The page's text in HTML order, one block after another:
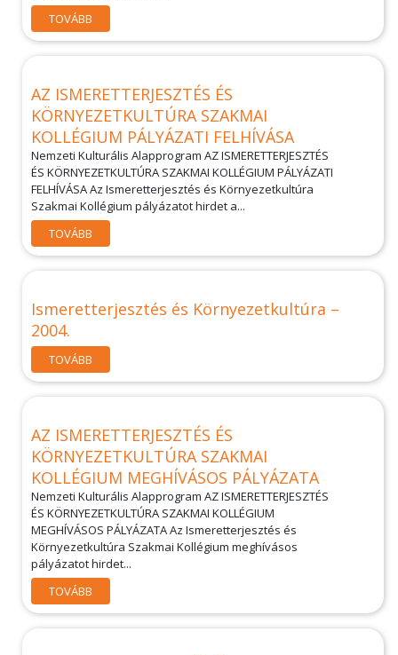
TOVÁBB
AZ ISMERETTERJESZTÉS ÉS
KÖRNYEZETKULTÚRA SZAKMAI
KOLLÉGIUM PÁLYÁZATI FELHÍVÁSA
Nemzeti Kulturális Alapprogram AZ ISMERETTERJESZTÉS
ÉS KÖRNYEZETKULTÚRA SZAKMAI KOLLÉGIUM PÁLYÁZATI
FELHÍVÁSA Az Ismeretterjesztés és Környezetkultúra
Szakmai Kollégium pályázatot hirdet a...
TOVÁBB
Ismeretterjesztés és Környezetkultúra –
2004.
TOVÁBB
AZ ISMERETTERJESZTÉS ÉS
KÖRNYEZETKULTÚRA SZAKMAI
KOLLÉGIUM MEGHÍVÁSOS PÁLYÁZATA
Nemzeti Kulturális Alapprogram AZ ISMERETTERJESZTÉS
ÉS KÖRNYEZETKULTÚRA SZAKMAI KOLLÉGIUM
MEGHÍVÁSOS PÁLYÁZATA Az Ismeretterjesztés és
Környezetkultúra Szakmai Kollégium meghívásos
pályázatot hirdet...
TOVÁBB